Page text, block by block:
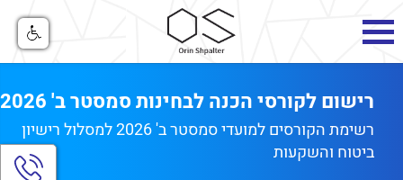
רישום לקורסי הכנה לבחינות סמסטר ב' 2026
רשימת הקורסים למועדי סמסטר ב' 2026 למסלול רישיון
ביטוח והשקעות